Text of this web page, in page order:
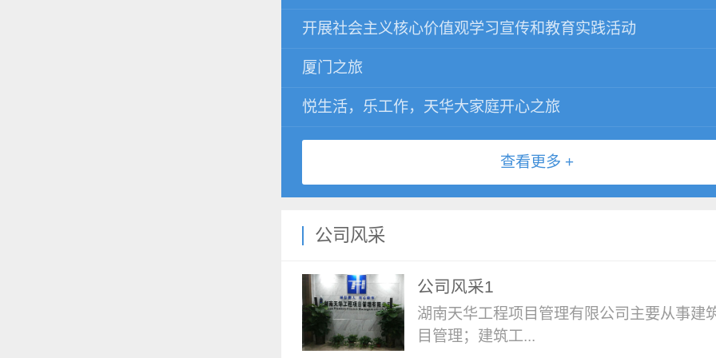
开展社会主义核心价值观学习宣传和教育实践活动
厦门之旅
悦生活，乐工作，天华大家庭开心之旅
查看更多 +
公司风采
公司风采1
湖南天华工程项目管理有限公司主要从事建
目管理；建筑工...